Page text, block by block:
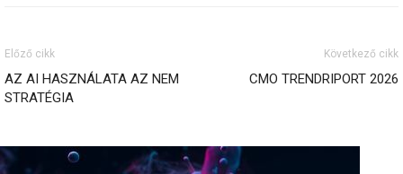
Előző cikk
AZ AI HASZNÁLATA AZ NEM
STRATÉGIA
Következő cikk
CMO TRENDRIPORT 2026